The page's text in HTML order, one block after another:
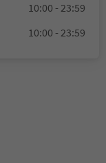
10:00 - 23:59
10:00 - 23:59